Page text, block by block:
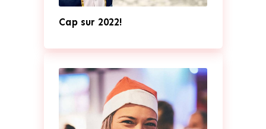
Cap sur 2022!